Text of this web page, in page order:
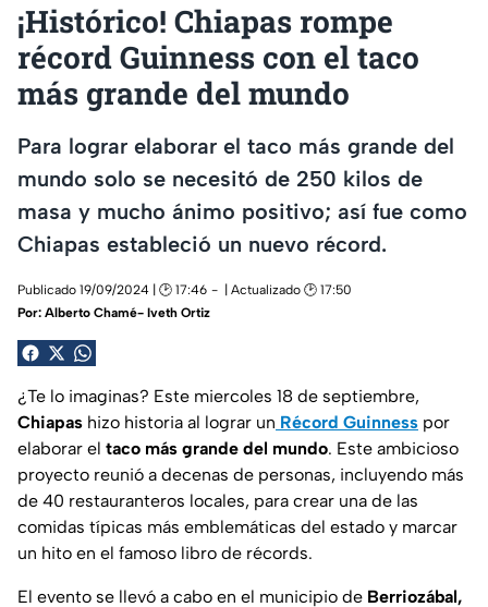
¡Histórico! Chiapas rompe
récord Guinness con el taco
más grande del mundo
Para lograr elaborar el taco más grande del
mundo solo se necesitó de 250 kilos de
masa y mucho ánimo positivo; así fue como
Chiapas estableció un nuevo récord.
Publicado 19/09/2024 | 🕑 17:46
| Actualizado 🕑 17:50
Por: Alberto Chamé- Iveth Ortiz
¿Te lo imaginas? Este miercoles 18 de septiembre,
Chiapas hizo historia al lograr un Récord Guinness por
elaborar el taco más grande del mundo. Este ambicioso
proyecto reunió a decenas de personas, incluyendo más
de 40 restauranteros locales, para crear una de las
comidas típicas más emblemáticas del estado y marcar
un hito en el famoso libro de récords.
El evento se llevó a cabo en el municipio de Berriozábal,